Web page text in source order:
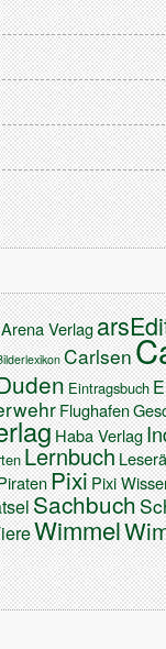
Arena Verlag
Carlsen
Eintragsbuch
Flughafen
Haba Verlag
Lernbuch
PixiPixi
Sachbuch
Wimmel